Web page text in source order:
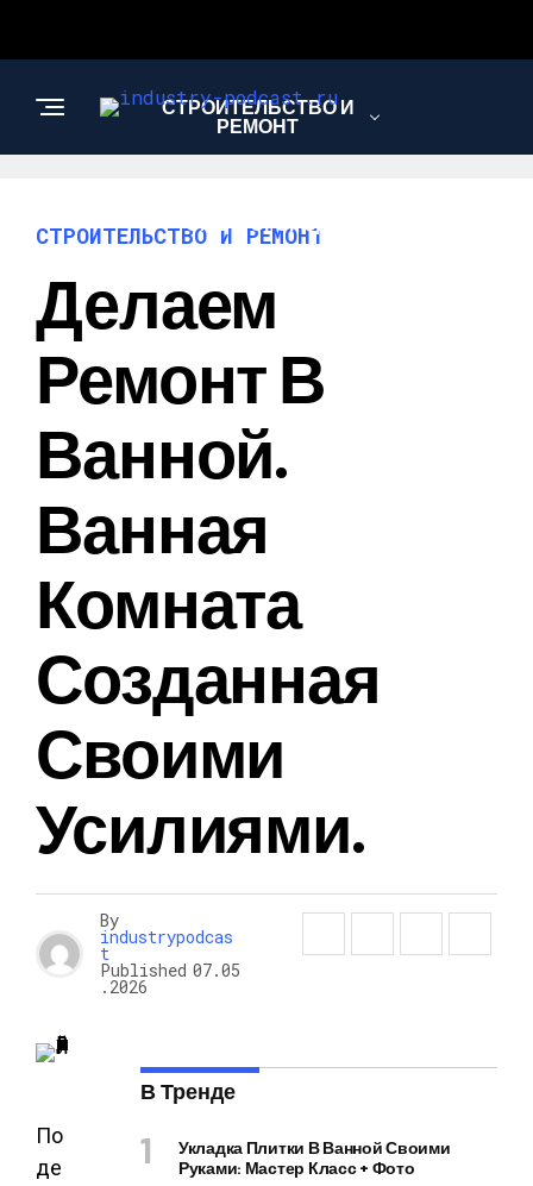
СТРОИТЕЛЬСТВО И
РЕМОНТ
САД И ОГОРОД
СТРОИТЕЛЬСТВО И РЕМОНТ
Делаем
Ремонт В
Ванной.
Ванная
Комната
Созданная
Своими
Усилиями.
By
industrypodcas
t
Published 07.05
.2026
По
де
В Тренде
Укладка Плитки В Ванной Своими
Руками: Мастер Класс + Фото